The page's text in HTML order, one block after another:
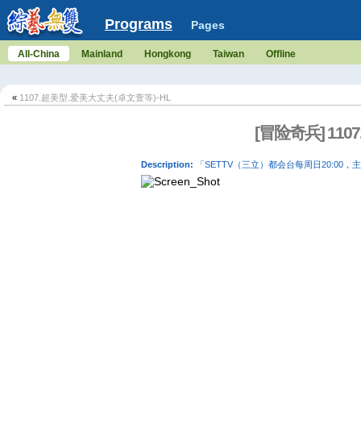
Programs Pages
All-China Mainland Hongkong Taiwan Offline
« 1107.超美型.爱美大丈夫(卓文萱等)-HL
[冒险奇兵]
Description: 「SETTV（三立）都会台每周日20:00，